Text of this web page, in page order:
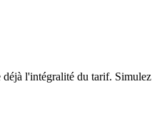
l'intégralité du tarif. Simulez